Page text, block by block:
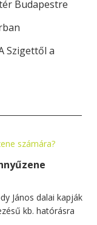
Budapestre
Szigettől a
János dalai kapják
kb. hatórásra